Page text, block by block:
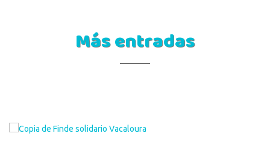
Más entradas